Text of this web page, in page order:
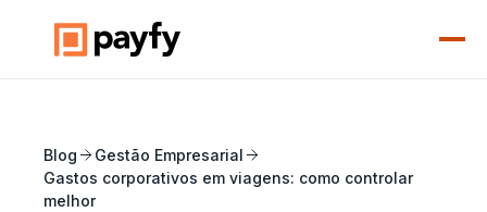
Blog
Gestão Empresarial
Gastos corporativos em viagens: como controlar
melhor